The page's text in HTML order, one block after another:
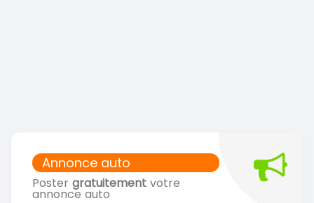
Annonce auto
Poster gratuitement votre
annonce auto